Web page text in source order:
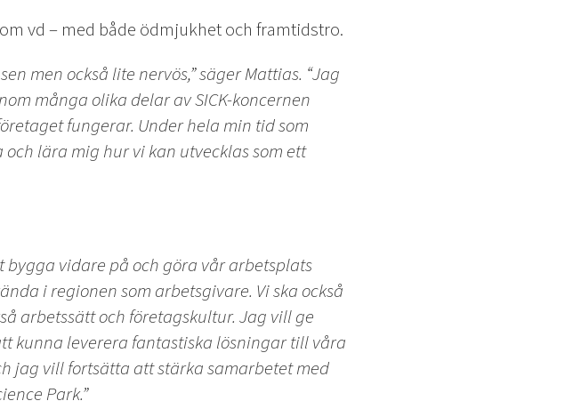
vd – med både ödmjukhet och framtidstro.
men också lite nervös,” säger Mattias. “Jag
många olika delar av SICK-koncernen
fungerar. Under hela min tid som
lära mig hur vi kan utvecklas som ett
bygga vidare på och göra vår arbetsplats
i regionen som arbetsgivare. Vi ska också
arbetssätt och företagskultur. Jag vill ge
kunna leverera fantastiska lösningar till våra
jag vill fortsätta att stärka samarbetet med
Park.”